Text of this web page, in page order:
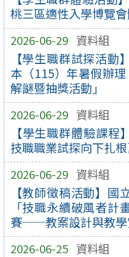
桃三區適性入學博覽
2026-06-29 資料組
【學生職群試探活
本（115）年暑假辦
解謎暨抽獎活動」
2026-06-29 資料組
【學生職群體驗課
技職職業試探向下扎
2026-06-29 資料組
【教師徵稿活動】
「技職永續破風者計
賽──教案設計與教學
2026-06-25 資料組